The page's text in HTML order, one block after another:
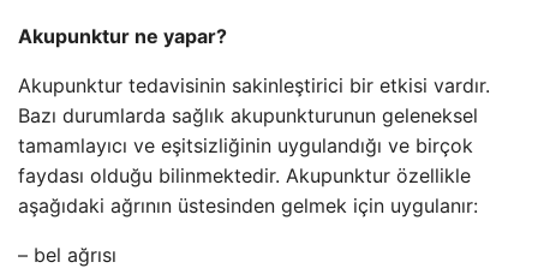
Akupunktur ne yapar?
Akupunktur tedavisinin sakinleştirici bir etkisi vardır.
Bazı durumlarda sağlık akupunkturunun geleneksel
tamamlayıcı ve eşitsizliğinin uygulandığı ve birçok
faydası olduğu bilinmektedir. Akupunktur özellikle
aşağıdaki ağrının üstesinden gelmek için uygulanır:
– bel ağrısı